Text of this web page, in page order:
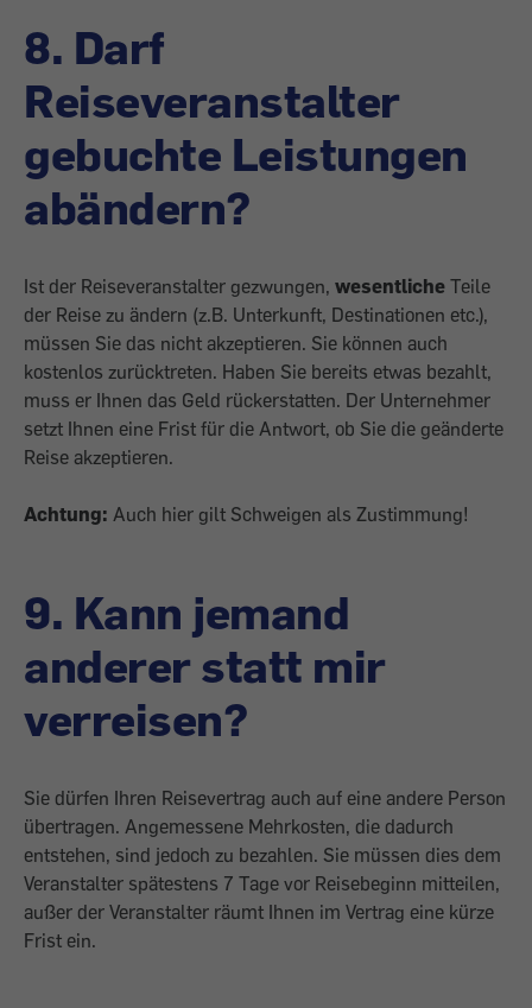
8. Darf
Reiseveranstalter
gebuchte Leistungen
abändern?
Ist der Reiseveranstalter gezwungen, wesentliche Teile
der Reise zu ändern (z.B. Unterkunft, Destinationen etc.),
müssen Sie das nicht akzeptieren. Sie können auch
kostenlos zurücktreten. Haben Sie bereits etwas bezahlt,
muss er Ihnen das Geld rückerstatten. Der Unternehmer
setzt Ihnen eine Frist für die Antwort, ob Sie die geänderte
Reise akzeptieren.
Achtung: Auch hier gilt Schweigen als Zustimmung!
9. Kann jemand
anderer statt mir
verreisen?
Sie dürfen Ihren Reisevertrag auch auf eine andere Person
übertragen. Angemessene Mehrkosten, die dadurch
entstehen, sind jedoch zu bezahlen. Sie müssen dies dem
Veranstalter spätestens 7 Tage vor Reisebeginn mitteilen,
außer der Veranstalter räumt Ihnen im Vertrag eine kürze
Frist ein.